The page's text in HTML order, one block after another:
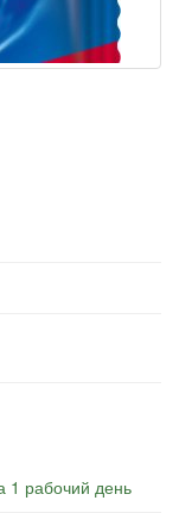
1 рабочий день